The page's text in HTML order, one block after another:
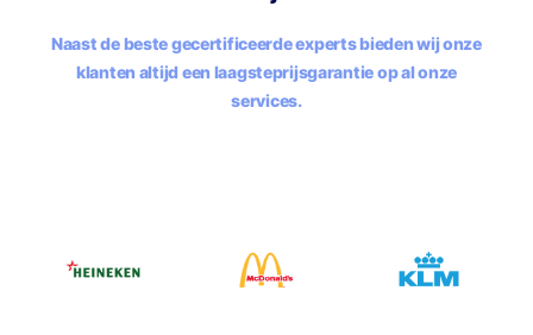
Naast de beste gecertificeerde experts bieden wij onze
klanten altijd een laagsteprijsgarantie op al onze
services.